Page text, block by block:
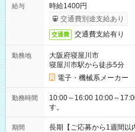
給与
時給1400円
交通費別途支給あり
交通費 交通費支給有り
勤務地
大阪府寝屋川市
寝屋川市駅から徒歩5分
電子・機械系メーカー
勤務時間
10:00～16:00 10:00～17:00 ※表記のうち実働5時間から6時
す。
期間
長期【ご応募から1週間以